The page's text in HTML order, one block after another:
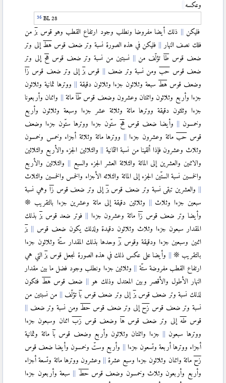
〈VI.12〉
〈VI.13〉
〈VII.4〉
〈VIII〉
〈VIII.1〉
〈VIII.2〉
〈VIII.3〉
〈VIII.4〉
〈IX〉
〈IX.2〉
〈IX.6〉
وعكسه
BL 28
فليكن ذلك أيضا مفروضا ونطلب وجود ارتفاع القطب وهو قوس بز من
فلك نصف النهار
فليكن في هذه الصورة نسبة وتر ضعف قوس هط إلى وتر
ضعف قوس طاتؤلّف من نسبتين من نسبة وتر ضعف قوسهح إلى وتر
ضعف قوس حب ومن نسبة وتر ضعف قوس بز إلى وتر ضعف قوس زا
وضعف قوس هط سبعة وثلاثون جزءا وثلاثون دقيقة
ووترها ثمانية وثلاثون
جزءا وأربع وثلاثون واثنتان وعشرون وضعف قوس طامائة
واثنان وأربعونا
جزءا وثلثون دقيقة ووترها مائة وثلاثة عشر جزءا وسبعة وثلاثون وأربع
وخمسون
وأيضا ضعف قوسهح ستّون جزءا ووترها ستّون جزءا وضعف
قوس حب مائة وعشرون جزءا
ووترها مائة وثلاثة أجزاء وخمس وخمسون
وثلاث وعشرون فإذا ألقينا من نسبة الثمانية
والثلاثين الجزء والأربع والثلاثين
والاثنين والعشرين إلى المائة والثلاثة العشر الجزء والسبع
والثلاثين والأربع
والخمسين نسبة الستّين الجزء إلى المائة والثلاثه الأجزاء والخمس والخمسين والثلاث
والعشرين تبقى نسبة وتر ضعف قوسبز إلى وتر ضعف قوس زا وهي نسبة
سبعين جزءا وثلاث
وثلاثين دقيقة إلى مائة وعشرين جزءا بالتقريب ❊
وأيضا وتر ضعف قوس زا مائة وعشرون جزءا فوتر ضعد قوس بز بذلك
المقدار سبعون جزءا وثلاث وثلاثون دقيدة ولذلك يكون ضعف قوس
بز
اثنين وسبعين جزءا ودقيقة وقوس بز وحدها بذلك المقدار ستّة وثلاثون جزءا
بالتقريب ❊
وأيضا على عكس ذلك في هذه الصورة نجعل قوس بز التي هي
ارتفاع القطب مفروضة ستّة
وثلاثين جزءا ونطلب وجود فضل ما بين مقدار
النهار الأطول والأقصر وبين المعتدل وذلك هو
ضعف قوس هط فتكون
لذلك نسبة وتر ضعف قوسبز إلى وتر ضعف قوس باتؤلّف
من نسبتين من
نسبة وتر ضعف قوس زح إلى وتر ضعف قوس حط ومن نسبة وتر ضعف
قوس طه إلى وتر ضعف قوس هاوضعف قوس زب اثنان وسبعون جزءا
ووترها سبعون
جزءا واثنتان وثلاثون وأربع وضعف قوس با مائة وثمانية
أجزاء ووترها أربعة وتسعون جزءا
وأربع وستّ وخمسون وأيضا ضعف قوس
زح مائة واثنان وثلاثون جزءا وسبع عشرة
وعشرون ووترها مائة وتسعة أجزاء
وأربع وأربعون وثلاث وخمسون وضعف قوسحط
سبعة وأربعون جزءا